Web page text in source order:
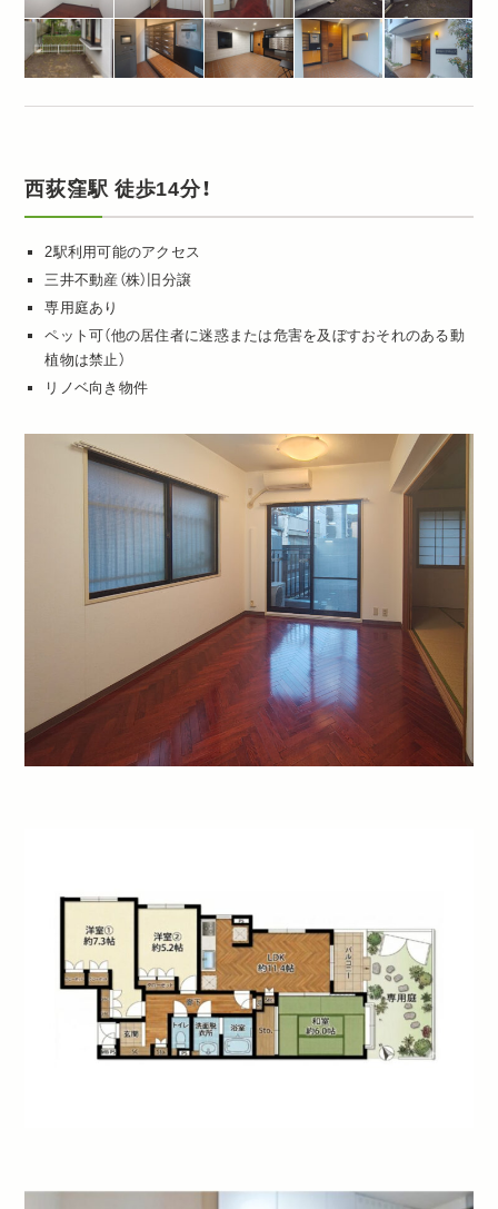
西荻窪駅 徒歩14分！
2駅利用可能のアクセス
三井不動産（株）旧分譲
専用庭あり
ペット可（他の居住者に迷惑または危害を及ぼすおそれのある動
植物は禁止）
リノベ向き物件